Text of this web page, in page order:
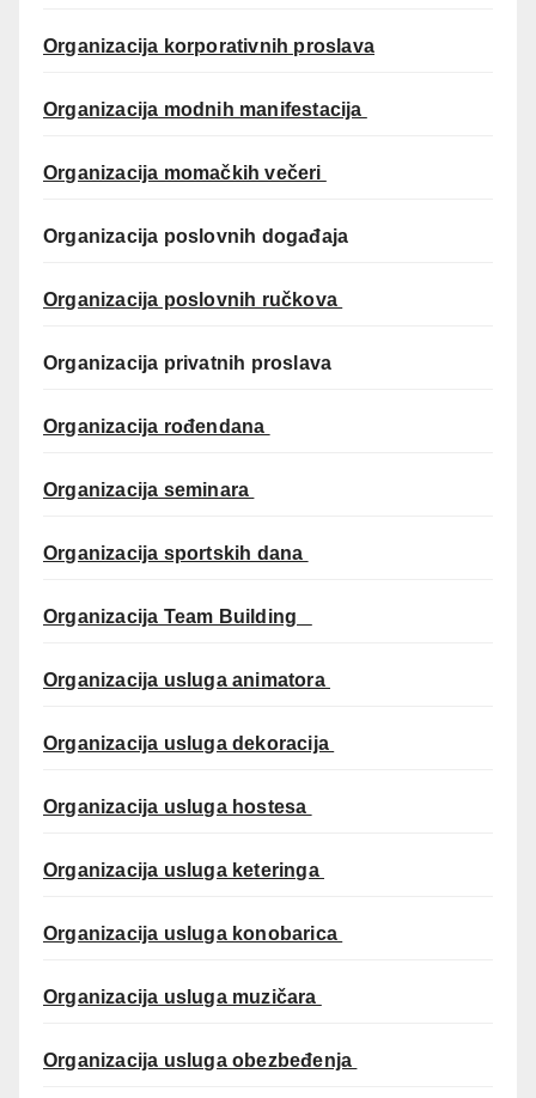
Organizacija korporativnih proslava
Organizacija modnih manifestacija
Organizacija momačkih večeri
Organizacija poslovnih događaja
Organizacija poslovnih ručkova
Organizacija privatnih proslava
Organizacija rođendana
Organizacija seminara
Organizacija sportskih dana
Organizacija Team Building
Organizacija usluga animatora
Organizacija usluga dekoracija
Organizacija usluga hostesa
Organizacija usluga keteringa
Organizacija usluga konobarica
Organizacija usluga muzičara
Organizacija usluga obezbeđenja